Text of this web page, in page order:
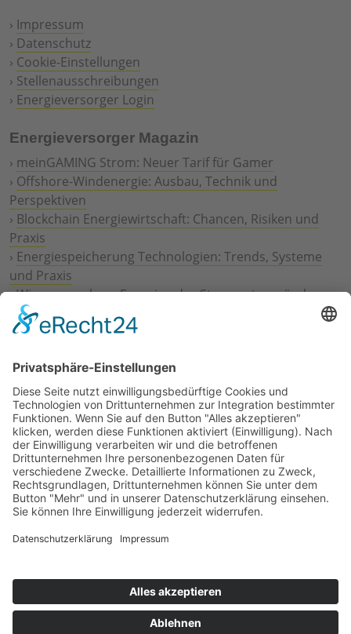
› Impressum
› Datenschutz
› Cookie-Einstellungen
› Stellenausschreibungen
› Energieversorger Login
Energieversorger Magazin
› meinGAMING Strom: Neuer Tarif für Gamer
› Offshore-Windenergie: Ausbau, Technik und
Perspektiven
› Blockchain Energiewirtschaft: Chancen, Risiken und
Praxis
› Energiespeicherung Technologien: Trends, Systeme
und Praxis
›Wie erneuerbare Energien das Stromnetz verändern
Digitalisierung Energiewirtschaft: Effizienz, Netze und
Prozesse
Geschäftsmodelle
›Vorstandswechsel Westenergie: Böddeling übernimmt
befristet
›Wasserstoff-Hochlauf: Dialog, Infrastruktur und
konkrete Schritte
›Solaranlage Regenbogenfarben: FC St. Pauli und
LichtBlick installieren erste weltweite Anlage
Jetzt an der STUDIE360 teilnehmen
Wir möchten Transparenz mit einheitlichen Kriterien
kostenlose Teilnahme wichtig. Die Ergebnisse werden
umgehend nach Teilnahme und Auswertung auf
unserer Webseite zur Verfügung gestellt.